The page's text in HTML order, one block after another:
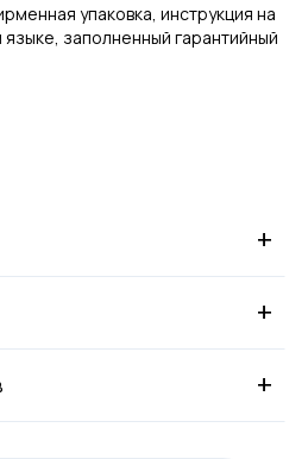
упаковка, инструкция на
заполненный гарантийный
+
+
+